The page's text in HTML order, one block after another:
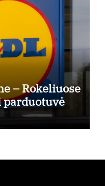
– Rokeliuose